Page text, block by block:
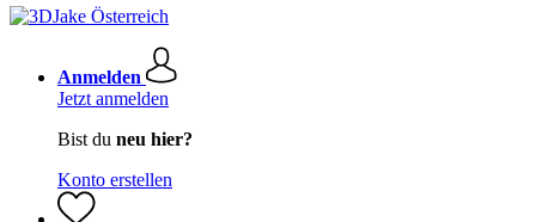
Anmelden
Jetzt anmelden
Bist du neu hier?
Konto erstellen